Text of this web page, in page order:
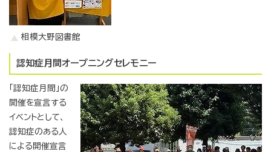
相模大野図書館
認知症月間オープニングセレモニー
「認知症月間」の
開催を宣言する
イベントとして、
認知症のある人
による開催宣言